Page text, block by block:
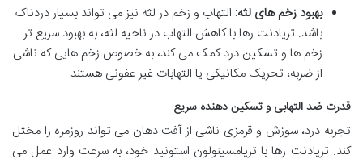
بهبود زخم های لثه: التهاب و زخم در لثه نیز می تواند بسیار دردناک
باشد. تریادنت رها با کاهش التهاب در ناحیه لثه، به بهبود سریع تر
زخم ها و تسکین درد کمک می کند، به خصوص زخم هایی که ناشی
از ضربه، تحریک مکانیکی یا التهابات غیر عفونی هستند.
قدرت ضد التهابی و تسکین دهنده سریع
تجربه درد، سوزش و قرمزی ناشی از آفت دهان می تواند روزمره را مختل
کند. تریادنت رها با تریامسینولون استونید خود، به سرعت وارد عمل می